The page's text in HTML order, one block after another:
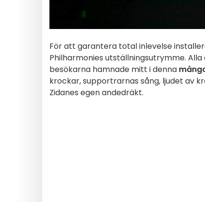
För att garantera total inlevelse
Philharmonies utställningsutrymme.
besökarna hamnade mitt i denna
krockar, supportrarnas sång, ljudet av
Zidanes egen andedräkt.